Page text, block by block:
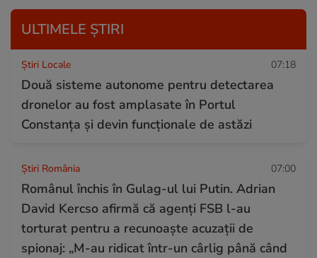
ULTIMELE ȘTIRI
Știri Locale 07:18
Două sisteme autonome pentru detectarea
dronelor au fost amplasate în Portul
Constanța și devin funcționale de astăzi
Știri România 07:00
Românul închis în Gulag-ul lui Putin. Adrian
David Kercso afirmă că agenți FSB l-au
torturat pentru a recunoaște acuzații de
spionaj: „M-au ridicat într-un cârlig până când